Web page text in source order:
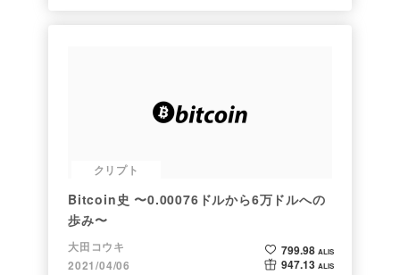
クリプト
Bitcoin史 〜0.00076ドルから6万ドルへの
歩み〜
大田コウキ
2021/04/06
799.98 ALIS
947.13 ALIS